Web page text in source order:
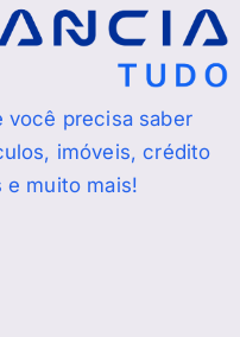
você precisa saber
imóveis, crédito
e muito mais!